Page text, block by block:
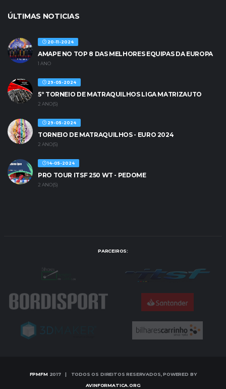
ÚLTIMAS NOTICIAS
20-11-2024
AMAPE NO TOP 8 DAS MELHORES EQUIPAS DA EUROPA
1 ANO
29-05-2024
5º TORNEIO DE MATRAQUILHOS LIGA MATRIZAUTO
2 ANO(S)
29-05-2024
TORNEIO DE MATRAQUILHOS - EURO 2024
2 ANO(S)
14-05-2024
PRO TOUR ITSF 250 WT - PEDOME
2 ANO(S)
PARCEIROS:
FPMFM2017 | TODOS OS DIREITOS RESERVADOS, POWERED BY
AVINFORMATICA.ORG